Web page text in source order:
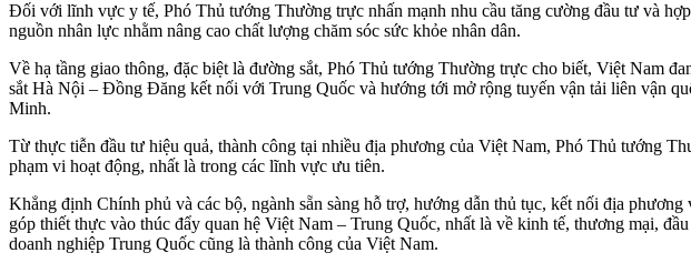
Đối với lĩnh vực y tế, Phó Thủ tướng Thường trực nhấn mạnh nhu cầu tăng cường đầu tư và
nguồn nhân lực nhằm nâng cao chất lượng chăm sóc sức khỏe nhân dân.
Về hạ tầng giao thông, đặc biệt là đường sắt, Phó Thủ tướng Thường trực cho biết, Việt Nam
sắt Hà Nội – Đồng Đăng kết nối với Trung Quốc và hướng tới mở rộng tuyến vận tải liên vận
Minh.
Từ thực tiễn đầu tư hiệu quả, thành công tại nhiều địa phương của Việt Nam, Phó Thủ tướng
phạm vi hoạt động, nhất là trong các lĩnh vực ưu tiên.
Khẳng định Chính phủ và các bộ, ngành sẵn sàng hỗ trợ, hướng dẫn thủ tục, kết nối địa
góp thiết thực vào thúc đẩy quan hệ Việt Nam – Trung Quốc, nhất là về kinh tế, thương mại,
doanh nghiệp Trung Quốc cũng là thành công của Việt Nam.